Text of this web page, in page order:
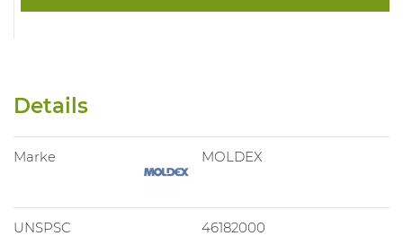
Details
Marke MOLDEX
UNSPSC 46182000